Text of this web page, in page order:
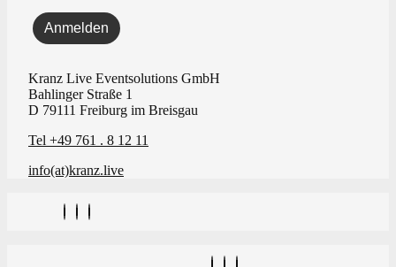
Kranz Live Eventsolutions GmbH
Bahlinger Straße 1
D 79111 Freiburg im Breisgau
Tel +49 761 . 8 12 11
info(at)kranz.live